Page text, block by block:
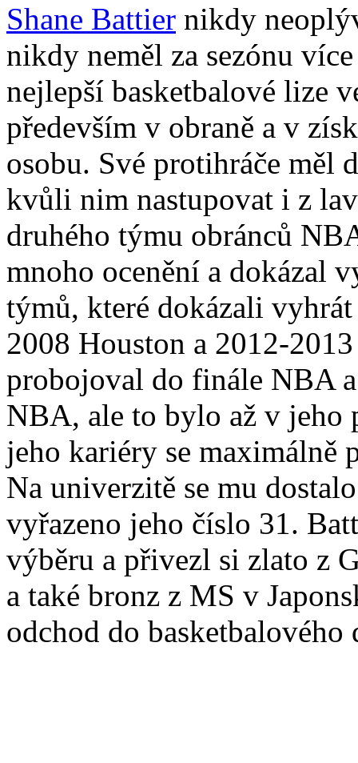
Shane Battier nikdy
nikdy neměl za sezónu
nejlepší basketbalové lize
především v obraně a v
osobu. Své protihráče měl
kvůli nim nastupovat i z
druhého týmu obránců
mnoho ocenění a dokázal
týmů, které dokázali
2008 Houston a 2012-
probojoval do finále NBA
NBA, ale to bylo až v jeho
jeho kariéry se
Na univerzitě se mu
vyřazeno jeho číslo 31.
výběru a přivezl si zlato z
a také bronz z MS v
odchod do basketbalového